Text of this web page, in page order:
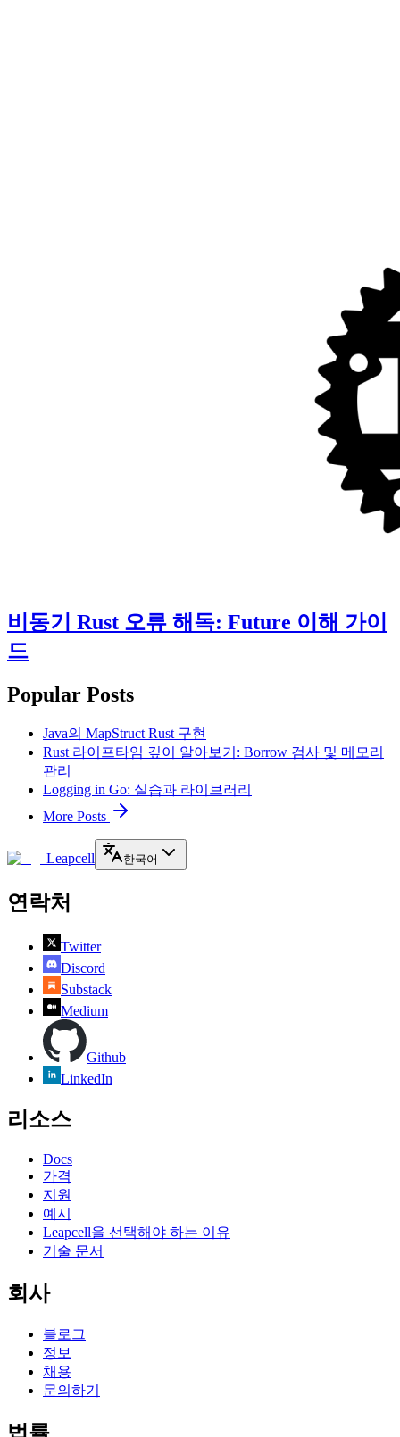
비동기 Rust 오류 해독: Future 이해 가이
드
Popular Posts
Java의 MapStruct Rust 구현
Rust 라이프타임 깊이 알아보기: Borrow 검사 및 메모리
관리
Logging in Go: 실습과 라이브러리
More Posts
Leapcell 한국어
연락처
Twitter
Discord
Substack
Medium
Github
LinkedIn
리소스
Docs
가격
지원
예시
Leapcell을 선택해야 하는 이유
기술 문서
회사
블로그
정보
채용
문의하기